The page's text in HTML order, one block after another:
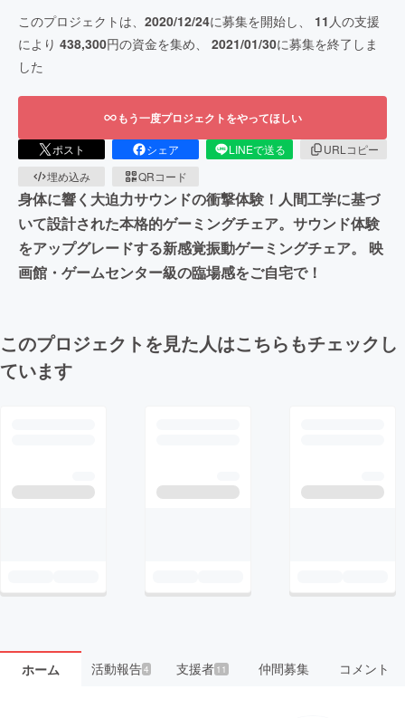
このプロジェクトは、 2020/12/24に募集を開始し、 11 人の支援
により 438,300円の資金を集め、 2021/01/30に募集を終了しま
した
もう一度プロジェクトをやってほしい
ポスト シェア LINEで送る
URLコピー
埋め込み
QRコード
身体に響く大迫力サウンドの衝撃体験！人間工学に基づ
いて設計された本格的ゲーミングチェア。サウンド体験
をアップグレードする新感覚振動ゲーミングチェア。 映
画館・ゲームセンター級の臨場感をご自宅で！
このプロジェクトを見た人はこちらもチェックし
ています
ホーム 活動報告4 支援者 11 仲間募集 コメント